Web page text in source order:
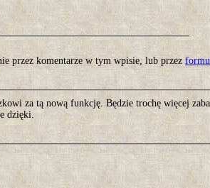
przez komentarze w tym wpisie, lub przez
za tą nową funkcję. Będzie trochę więcej
dzięki.